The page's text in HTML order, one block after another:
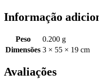
Informação
Peso
0.200 g
Dimensões 3 × 55 × 19 cm
Avaliações